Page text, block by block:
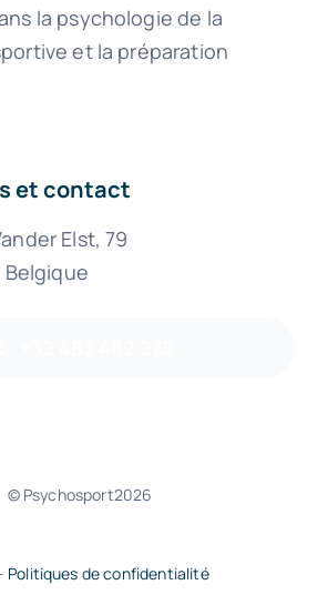
la psychologie de la
et la préparation
et contact
Elst, 79
Belgique
© Psychosport2026
Politiques de confidentialité